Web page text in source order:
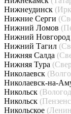
Нижнеудинск
Нижние Серги
Нижний Ломов
Нижний Новгород
Нижний Тагил
Нижняя Салда
Нижняя Тура
Николаевск
Николаевск-на-
Никольск
Никольск
Никольское